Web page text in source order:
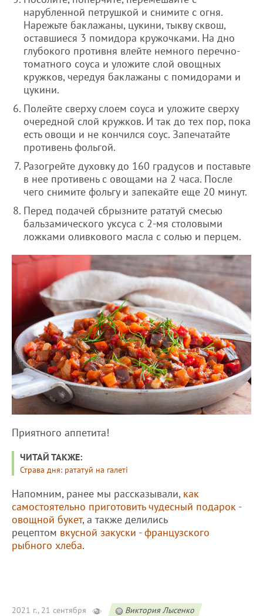
нарубленной петрушкой и снимите с огня.
Нарежьте баклажаны, цукини, тыкву сквош,
оставшиеся 3 помидора кружочками. На дно
глубокого противня влейте немного перечно-
томатного соуса и уложите слой овощных
кружков, чередуя баклажаны с помидорами и
цукини.
Полейте сверху слоем соуса и уложите сверху
очередной слой кружков. И так до тех пор, пока
есть овощи и не кончился соус. Запечатайте
противень фольгой.
Разогрейте духовку до 160 градусов и поставьте
в нее противень с овощами на 2 часа. После
чего снимите фольгу и запекайте еще 20 минут.
Перед подачей сбрызните рататуй смесью
бальзамического уксуса с 2-мя столовыми
ложками оливкового масла с солью и перцем.
Приятного аппетита!
ЧИТАЙ ТАКЖЕ:
Страва дня: рататуй на галеті
Напомним, ранее мы рассказывали, как
самостоятельно приготовить чудесный подарок -
овощной букет, а также делились
рецептом вкусной закуски - французского
рыбного хлеба.
2021 г., 21 сентября
Виктория Лысенко